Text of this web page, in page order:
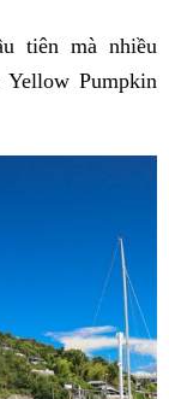
tiên mà nhiều
Pumpkin